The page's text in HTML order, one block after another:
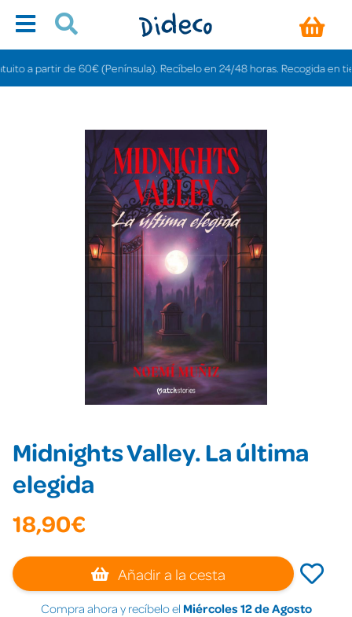
partir de 60€ (Península). Recíbelo en 24/48 horas. Recogida en
Midnights Valley. La última
elegida
18,90€
Añadir a la cesta
Compra ahora y recíbelo el Miércoles 12 de Agosto